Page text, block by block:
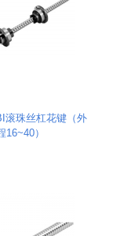
滚珠丝杠花键（外
）